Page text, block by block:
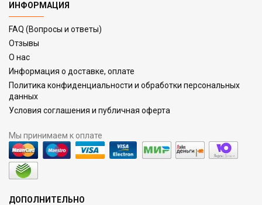
ИНФОРМАЦИЯ
FAQ (Вопросы и ответы)
Отзывы
О нас
Информация о доставке, оплате
Политика конфиденциальности и обработки персональных
данных
Условия соглашения и публичная оферта
Мы принимаем к оплате
ДОПОЛНИТЕЛЬНО